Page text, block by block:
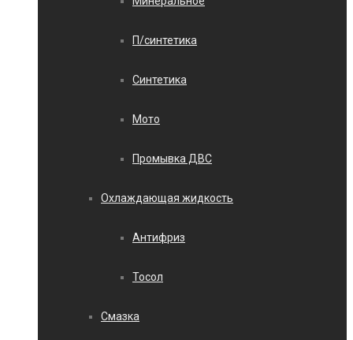
П/синтетика
Синтетика
Мото
Промывка ДВС
Охлаждающая жидкость
Антифриз
Тосол
Смазка